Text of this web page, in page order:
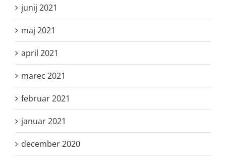
junij 2021
maj 2021
april 2021
marec 2021
februar 2021
januar 2021
december 2020